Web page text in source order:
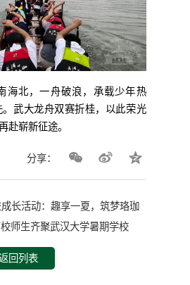
海北，一舟破浪，承载少年热
武大龙舟双赛折桂，以此荣光
赴崭新征途。
分享：
长活动：趣享一夏，筑梦珞珈
师生齐聚武汉大学暑期学校
回列表